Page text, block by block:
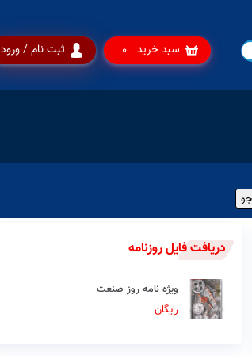
ثبت نام / ورود سبد خرید 0
دریافت فایل روزنامه
ویژه نامه روز صنعت
رایگان